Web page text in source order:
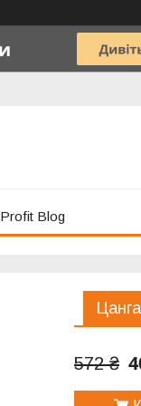
Profit Blog
572 ₴